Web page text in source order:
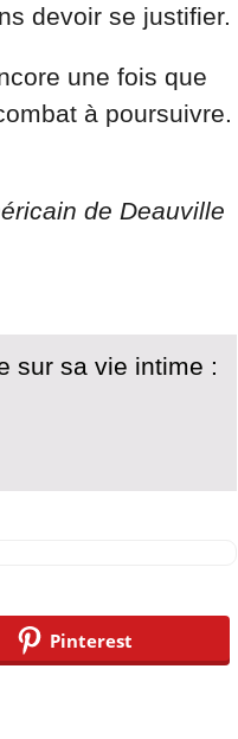
devoir se justifier.
une fois que
à poursuivre.
de Deauville
sur sa vie intime :
Pinterest